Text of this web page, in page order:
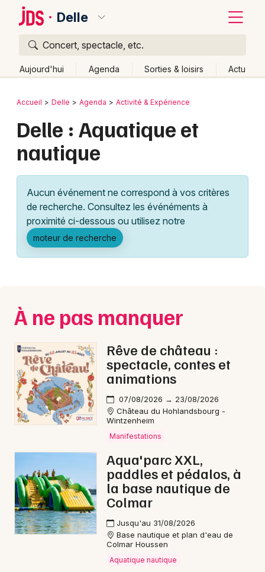
Delle
Concert, spectacle, etc.
Aujourd'hui Agenda Sorties & loisirs Actu
Publier un événement
Grands événements
Activité & Expérience
Manifestations
Foires & salons
Concerts
Sports
Soirées
Sorties famille
Aquatique nautique dans le Territoire de Belfort
Aquatique nautique en Franche-Comté
Aquatique nautique en Bourgogne-Franche-
Bordeaux
Colmar
Lille
Lyon
Marseille
Mulhouse
Nice
Paris
Strasbourg
Toulouse
Toutes les villes
Retour
Accueil Delle Agenda Activité & Expérience
Delle : Aquatique et
nautique
Aucun événement ne correspond à vos critères
de recherche. Consultez les événéments à
proximité ci-dessous ou utilisez notre
moteur de recherche
À ne pas manquer
Rêve de château :
spectacle, contes et
animations
07/08/2026 → 23/08/2026
Château du Hohlandsbourg -
Wintzenheim
Manifestations
Aqua'parc XXL,
paddles et pédalos, à
la base nautique de
Colmar
Jusqu'au 31/08/2026
Base nautique et plan d'eau de
Colmar Houssen
Aquatique nautique
Quoi ?
Où ?
Franche-Comté
Partout Près de moi Changer de lieu
Quand ?
Aujourd'hui
Demain Ce week-end Autre